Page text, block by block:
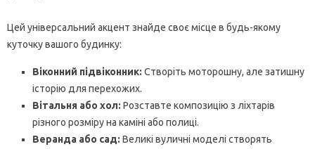
Цей універсальний акцент знайде своє місце в будь-якому
куточку вашого будинку:
Віконний підвіконник: Створіть моторошну, але затишну
історію для перехожих.
Вітальня або хол: Розставте композицію з ліхтарів
різного розміру на каміні або полиці.
Веранда або сад: Великі вуличні моделі створять